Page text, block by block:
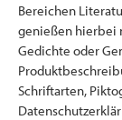
Bereichen
genießen hierbei
Gedichte oder
Schriftarten,